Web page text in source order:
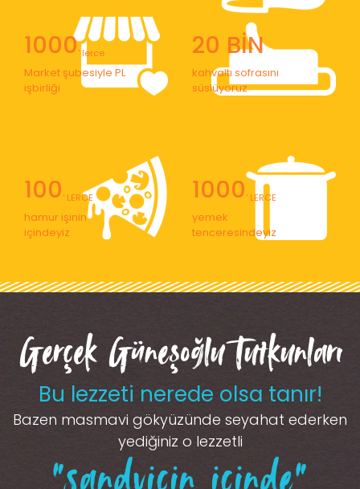
1000' lerce
Market şubesiyle PL
işbirliği
20 BİN
kahvaltı sofrasını
süslüyoruz
100' LERCE
hamur işinin
içindeyiz
1000' LERCE
yemek
tenceresindeyiz
Gerçek Güneşoğlu Tutkunları
Bu lezzeti nerede olsa tanır!
Bazen masmavi gökyüzünde seyahat ederken
yediğiniz o lezzetli